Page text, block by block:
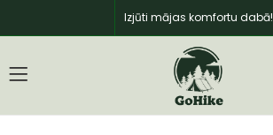
Izjūti mājas komfortu dabā!